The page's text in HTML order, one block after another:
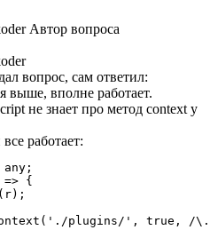
Автор вопроса
вопрос, сам ответил:
выше, вполне работает.
не знает про метод context у
работает:
{
plugins/', true, /